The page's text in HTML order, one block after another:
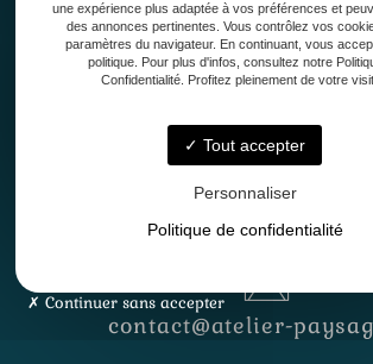
33127 Saint-Jean-
Lundi - Vendredi
8h30 - 12h30 & 13h30 -
contact@atelier-
une expérience plus adaptée à vos préférences et
des annonces pertinentes. Vous contrôlez vos
paramètres du navigateur. En continuant, vous
politique. Pour plus d'infos, consultez notre
Confidentialité. Profitez pleinement de votre
Tout accepter
Personnaliser
Politique de confidentialité
Continuer sans accepter